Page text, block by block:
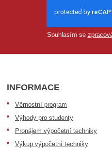
Souhlasím se
INFORMACE
Věrnostní program
Výhody pro studenty
Pronájem výpočetní techniky
Výkup výpočetní techniky